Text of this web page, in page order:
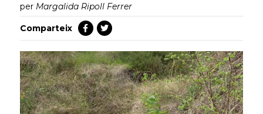
per Margalida Ripoll Ferrer
Comparteix